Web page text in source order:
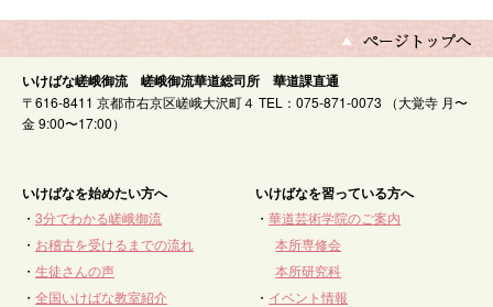
いけばな嵯峨御流 嵯峨御流華道総司所 華道課直通
〒616-8411 京都市右京区嵯峨大沢町４ TEL：075-871-0073 （大覚寺 月〜
金 9:00〜17:00）
いけばなを始めたい方へ
・ 3分でわかる嵯峨御流
・ お稽古を受けるまでの流れ
・ 生徒さんの声
・ 全国いけばな教室紹介
いけばなを習っている方へ
・華道芸術学院のご案内
本所専修会
本所研究科
・ イベント情報